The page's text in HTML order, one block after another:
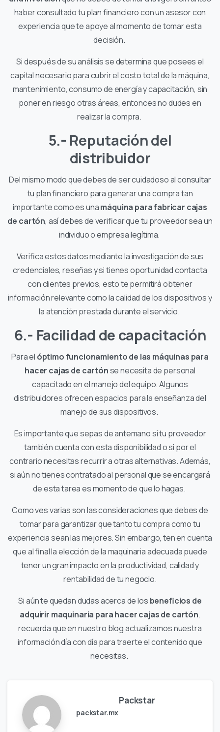
haber consultado tu plan financiero con un asesor con
experiencia que te apoye al momento de tomar esta
decisión.
Si después de su análisis se determina que posees el
capital necesario para cubrir el costo total de la máquina,
mantenimiento, consumo de energía y capacitación, sin
poner en riesgo otras áreas, entonces no dudes en
realizar la compra.
5.- Reputación del
distribuidor
Del mismo modo que debes de ser cuidadoso al consultar
tu plan financiero para generar una compra tan
importante como es unamáquina para fabricar cajas
de cartón, así debes de verificar que tu proveedor sea un
individuo o empresa legítima.
Verifica estos datos mediante la investigación de sus
credenciales, reseñas y si tienes oportunidad contacta
con clientes previos, esto te permitirá obtener
información relevante como la calidad de los dispositivos y
la atención prestada durante el servicio.
6.- Facilidad de capacitación
Para el óptimo funcionamiento de las máquinas para
hacer cajas de cartónse necesita de personal
capacitado en el manejo del equipo. Algunos
distribuidores ofrecen espacios para la enseñanza del
manejo de sus dispositivos.
Es importante que sepas de antemano si tu proveedor
también cuenta con esta disponibilidad o si por el
contrario necesitas recurrir a otras alternativas. Además,
si aún no tienes contratado al personal que se encargará
de esta tarea es momento de que lo hagas.
Como ves varias son las consideraciones que debes de
tomar para garantizar que tanto tu compra como tu
experiencia sean las mejores. Sin embargo, ten en cuenta
que al final la elección de la maquinaria adecuada puede
tener un gran impacto en la productividad, calidad y
rentabilidad de tu negocio.
Si aún te quedan dudas acerca de los beneficios de
adquirir maquinaria para hacer cajas de cartón,
recuerda que en nuestro blog actualizamos nuestra
información día con día para traerte el contenido que
necesitas.
Packstar
packstar.mx